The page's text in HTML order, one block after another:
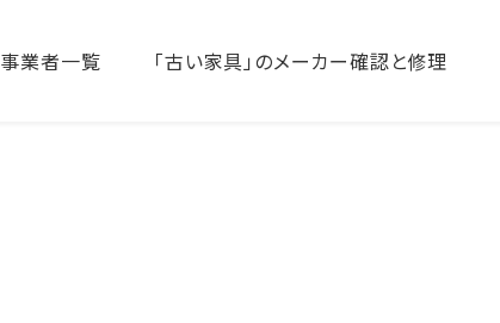
事業者一覧 「古い家具」のメーカー確認と修理